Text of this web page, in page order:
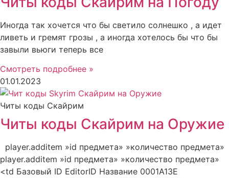
Иногда так хочется что бы светило солнешко , а идет
ливеть и гремят грозы , а иногда хотелось бы что бы
завыли вьюги теперь все
Смотреть подробнее »
01.01.2023
Читы коды Скайрим
Читы коды Скайрим на Оружие
player.additem »id предмета» »количество предмета»
player.additem »id предмета» »количество предмета»
<td Базовый ID EditorID Название 0001A13E